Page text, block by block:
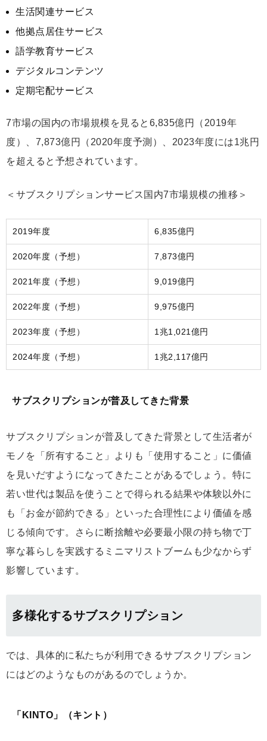
生活関連サービス
他拠点居住サービス
語学教育サービス
デジタルコンテンツ
定期宅配サービス
7市場の国内の市場規模を見ると6,835億円（2019年
度）、7,873億円（2020年度予測）、2023年度には1兆円
を超えると予想されています。
＜サブスクリプションサービス国内7市場規模の推移＞
2019年度 6,835億円
2020年度（予想） 7,873億円
2021年度（予想） 9,019億円
2022年度（予想） 9,975億円
2023年度（予想） 1兆1,021億円
2024年度（予想） 1兆2,117億円
サブスクリプションが普及してきた背景
サブスクリプションが普及してきた背景として生活者が
モノを「所有すること」よりも「使用すること」に価値
を見いだすようになってきたことがあるでしょう。特に
若い世代は製品を使うことで得られる結果や体験以外に
も「お金が節約できる」といった合理性により価値を感
じる傾向です。さらに断捨離や必要最小限の持ち物で丁
寧な暮らしを実践するミニマリストブームも少なからず
影響しています。
多様化するサブスクリプション
では、具体的に私たちが利用できるサブスクリプション
にはどのようなものがあるのでしょうか。
「KINTO」（キント）